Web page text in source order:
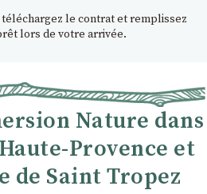
le contrat et remplissez
lors de votre arrivée.
Nature dans
Provence et
de Saint Tropez